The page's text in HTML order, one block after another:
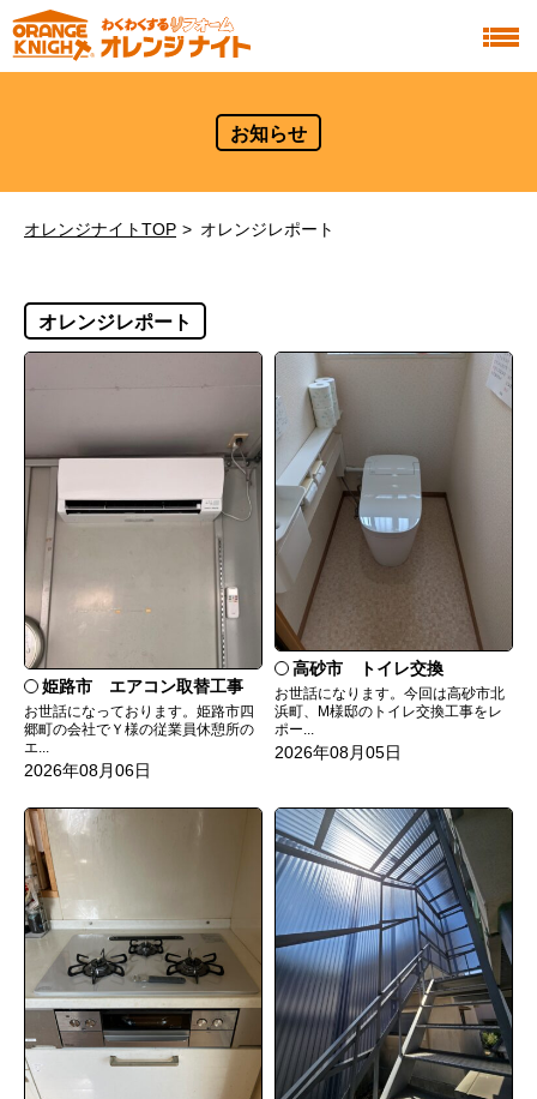
お知らせ
オレンジナイトTOP オレンジレポート
オレンジレポート
姫路市 エアコン取替工事
お世話になっております。姫路市四
郷町の会社でＹ様の従業員休憩所の
エ...
2026年08月06日
高砂市 トイレ交換
お世話になります。今回は高砂市北
浜町、M様邸のトイレ交換工事をレ
ポー...
2026年08月05日